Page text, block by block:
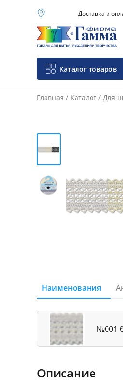
Москва (основной
склад)
Санкт-Петербург
Нижний Новгород
Доставка и
Каталог товаров
Главная / Каталог / Для
Наименования
№001
Описание